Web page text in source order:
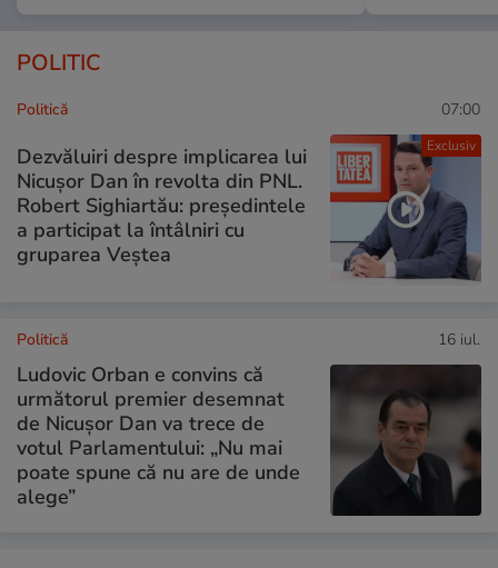
POLITIC
Exclusiv
Politică 07:00
Dezvăluiri despre implicarea lui
Nicușor Dan în revolta din PNL.
Robert Sighiartău: președintele
a participat la întâlniri cu
gruparea Veștea
Politică 16 iul.
Ludovic Orban e convins că
următorul premier desemnat
de Nicușor Dan va trece de
votul Parlamentului: „Nu mai
poate spune că nu are de unde
alege”